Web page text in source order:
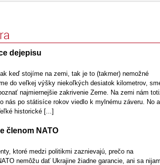
dejepisu
keď stojíme na zemi, tak je to (takmer) nemožné
do veľkej výšky niekoľkých desiatok kilometrov,
najmiernejšie zakrivenie Zeme. Na zemi nám
nás po státisíce rokov viedlo k mylnému záveru. No a
historické [...]
členom NATO
ktoré medzi politikmi zaznievajú, prečo na
nemôžu dať Ukrajine žiadne garancie, ani sa